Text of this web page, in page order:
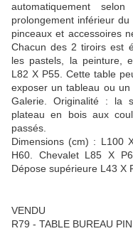
automatiquement
prolongement inférieur
pinceaux et accessoires
Chacun des 2 tiroirs est
les pastels, la peinture,
L82 X P55. Cette table
exposer un tableau ou
Galerie. Originalité : la
plateau en bois aux
passés.
Dimensions (cm) : L100
H60. Chevalet L85 X
Dépose supérieure L43 X
VENDU
R79 - TABLE BUREAU